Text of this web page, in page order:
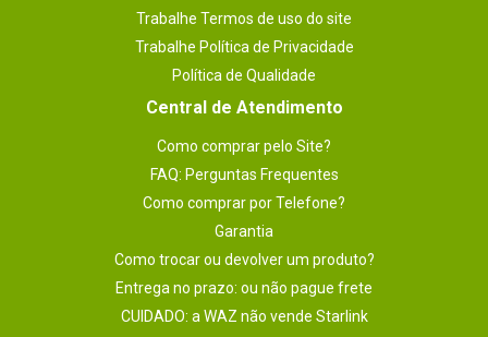
Trabalhe Termos de uso do site
Trabalhe Política de Privacidade
Política de Qualidade
Central de Atendimento
Como comprar pelo Site?
FAQ: Perguntas Frequentes
Como comprar por Telefone?
Garantia
Como trocar ou devolver um produto?
Entrega no prazo: ou não pague frete
CUIDADO: a WAZ não vende Starlink